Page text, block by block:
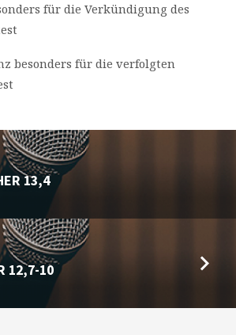
für die Verkündigung des
besonders für die verfolgten
13,4
12,7-10